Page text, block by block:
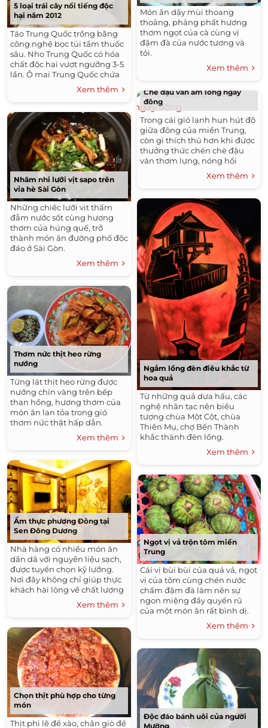
5 loại trái cây nổi tiếng độc
hại năm 2012
Táo Trung Quốc trồng bằng
công nghệ bọc túi tẩm thuốc
sâu. Nho Trung Quốc có hóa
chất độc hại vượt ngưỡng 3-5
lần. Ô mai Trung Quốc chứa
chất gây ung thư... Những
quả có nguồn gốc ngoại này
gây lo ngại về an toàn thực
phẩm trong năm 2012.
Xem thêm
Nhâm nhi lưỡi vịt sapo trên
vỉa hè Sài Gòn
Những chiếc lưỡi vịt thấm
đẫm nước sốt cùng hương
thơm của húng quế, trở
thành món ăn đường phố độc
đáo ở Sài Gòn.
Xem thêm
Thơm nức thịt heo rừng
nướng
Từng lát thịt heo rừng được
nướng chín vàng trên bếp
than hồng, hương thơm của
món ăn lan tỏa trong gió
thơm nức thật hấp dẫn.
Xem thêm
Ẩm thực phương Đông tại
Sen Đông Dương
Nhà hàng có nhiều món ăn
dân dã với nguyên liệu sạch,
được tuyển chọn kỹ lưỡng.
Nơi đây không chỉ giúp thực
khách hài lòng về chất lượng
món ăn, dịch vụ, giá cả, mà
còn được đảm bảo về vệ sinh
an toàn thực phẩm.
Xem thêm
Chọn thịt phù hợp cho từng
món
Thịt phi lê để xào, chân giò để
Món ăn dậy mùi thoang
thoảng, phảng phất hương
thơm ngọt của cà cùng vị
đậm đà của nước tương và
tỏi.
Xem thêm
Chè đậu ván ấm lòng ngày
đông
Trong cái gió lạnh hun hút độ
giữa đông của miền Trung,
còn gì thích thú hơn khi được
thưởng thức chén chè đậu
ván thơm lựng, nóng hổi
thoang thoảng mùi gừng ấm.
Xem thêm
Ngắm lồng đèn điêu khắc từ
hoa quả
Từ những quả dưa hấu, các
nghệ nhân tạc nên biểu
tượng chùa Một Cột, chùa
Thiên Mụ, chợ Bến Thành
khắc thành đèn lồng.
Xem thêm
Ngọt vị vả trộn tôm miền
Trung
Cái vị bùi bùi của quả vả, ngọt
vị của tôm cùng chén nước
chấm đậm đà làm nên sự
ngon miệng đầy quyến rũ
của một món ăn rất bình dị.
Xem thêm
Độc đáo bánh uôi của người
Mường